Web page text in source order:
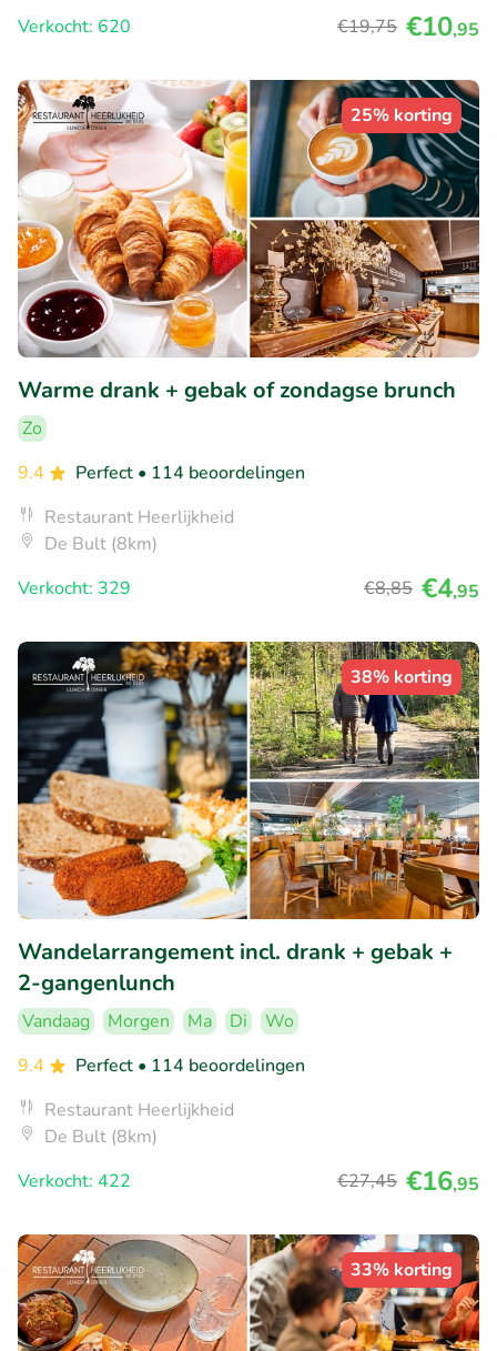
Verkocht: 620
€19,75 €10,95
25% korting
Warme drank + gebak of zondagse brunch
Zo
9.4
Perfect • 114 beoordelingen
Restaurant Heerlijkheid
De Bult (8km)
Verkocht: 329
€8,85 €4,95
38% korting
Wandelarrangement incl. drank + gebak +
2-gangenlunch
Vandaag Morgen Ma Di
Wo
9.4
Perfect • 114 beoordelingen
Restaurant Heerlijkheid
De Bult (8km)
Verkocht: 422
€27,45 €16,95
33% korting